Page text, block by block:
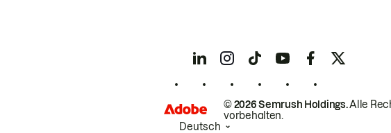
© 2026 Semrush Holdings.Alle
vorbehalten.
Deutsch